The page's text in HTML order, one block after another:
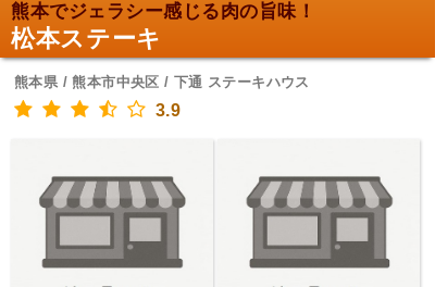
熊本でジェラシー感じる肉の旨味！
松本ステーキ
熊本県 / 熊本市中央区 / 下通 ステーキハウス
3.9